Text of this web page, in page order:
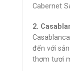
Cabernet
2.
đến với
thơm tươi